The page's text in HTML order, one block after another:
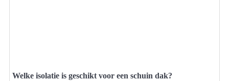
Welke isolatie is geschikt voor een schuin dak?